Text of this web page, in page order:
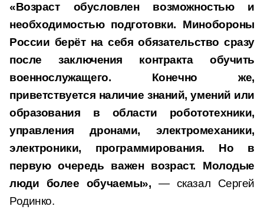
«Возраст обусловлен возможностью и
необходимостью подготовки. Минобороны
России берёт на себя обязательство сразу
после заключения контракта обучить
военнослужащего. Конечно же,
приветствуется наличие знаний, умений или
образования в области робототехники,
управления дронами, электромеханики,
электроники, программирования. Но в
первую очередь важен возраст. Молодые
люди более обучаемы», — сказал Сергей
Родинко.